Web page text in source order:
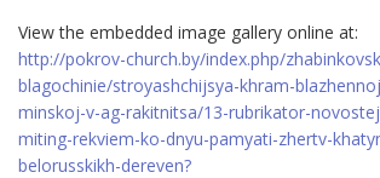
View the embedded image gallery online at:
http://pokrov-church.by/index.php/
blagochinie/stroyashchijsya-khram-
minskoj-v-ag-rakitnitsa/13-rubrikator-
miting-rekviem-ko-dnyu-pamyati-zhertv-
belorusskikh-dereven?